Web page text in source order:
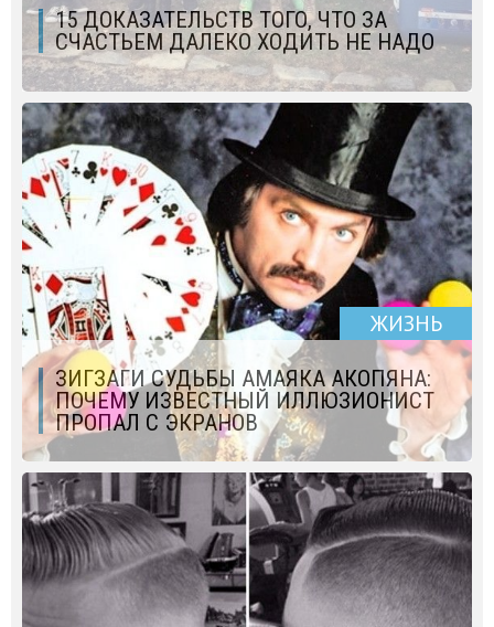
15 ДОКАЗАТЕЛЬСТВ ТОГО, ЧТО ЗА
СЧАСТЬЕМ ДАЛЕКО ХОДИТЬ НЕ НАДО
ЖИЗНЬ
ЗИГЗАГИ СУДЬБЫ АМАЯКА АКОПЯНА:
ПОЧЕМУ ИЗВЕСТНЫЙ ИЛЛЮЗИОНИСТ
ПРОПАЛ С ЭКРАНОВ